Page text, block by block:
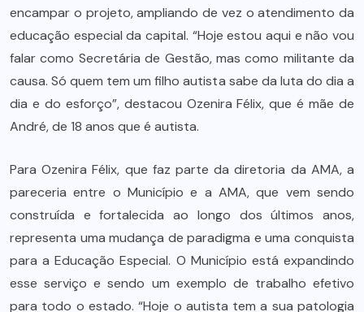
encampar o projeto, ampliando de vez o atendimento da
educação especial da capital. “Hoje estou aqui e não vou
falar como Secretária de Gestão, mas como militante da
causa. Só quem tem um filho autista sabe da luta do dia a
dia e do esforço”, destacou Ozenira Félix, que é mãe de
André, de 18 anos que é autista.
Para Ozenira Félix, que faz parte da diretoria da AMA, a
pareceria entre o Município e a AMA, que vem sendo
construída e fortalecida ao longo dos últimos anos,
representa uma mudança de paradigma e uma conquista
para a Educação Especial. O Município está expandindo
esse serviço e sendo um exemplo de trabalho efetivo
para todo o estado. “Hoje o autista tem a sua patologia